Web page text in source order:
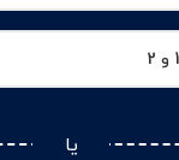
یا